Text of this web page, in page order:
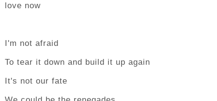
love now
I'm not afraid
To tear it down and build it up again
It's not our fate